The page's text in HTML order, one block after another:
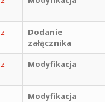
Dodanie
załącznika
Modyfikacja
Modyfikacja